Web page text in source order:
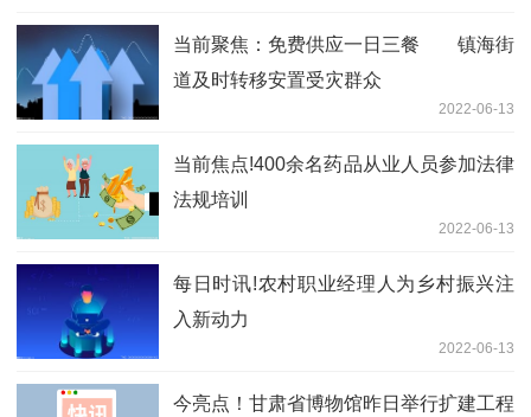
当前聚焦：免费供应一日三餐 镇海街
道及时转移安置受灾群众
2022-06-13
当前焦点!400余名药品从业人员参加法律
法规培训
2022-06-13
每日时讯!农村职业经理人为乡村振兴注
入新动力
2022-06-13
今亮点！甘肃省博物馆昨日举行扩建工程